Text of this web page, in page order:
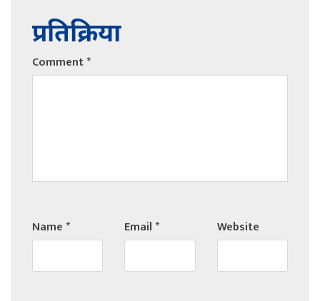
प्रतिक्रिया
Comment*
Name* Email* Website